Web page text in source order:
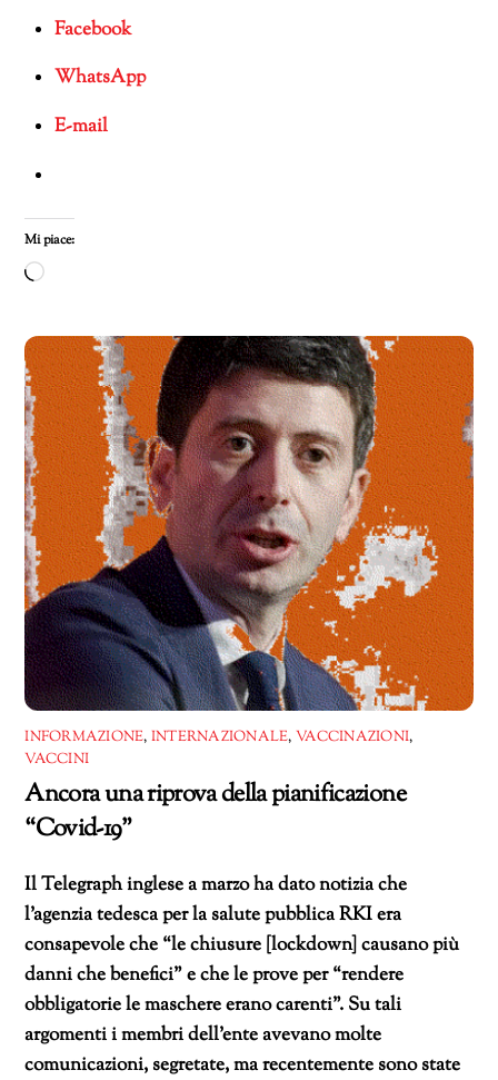
Facebook
WhatsApp
E-mail
Mi piace:
Caricamento
corso…
INFORMAZIONE, INTERNAZIONALE, VACCINAZIONI,
VACCINI
Ancora una riprova della pianificazione
“Covid-19”
Il Telegraph inglese a marzo ha dato notizia che
l’agenzia tedesca per la salute pubblica RKI era
consapevole che “le chiusure [lockdown] causano più
danni che benefici” e che le prove per “rendere
obbligatorie le maschere erano carenti”. Su tali
argomenti i membri dell’ente avevano molte
comunicazioni, segretate, ma recentemente sono state